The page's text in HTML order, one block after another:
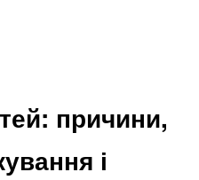
причини,
і